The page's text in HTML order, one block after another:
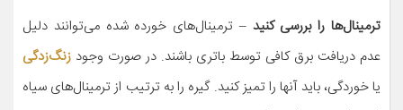
ترمینال‌ها را بررسی کنید – ترمینال‌های خورده شده می‌توانند دلیل
عدم دریافت برق کافی توسط باتری باشند. در صورت وجود زنگ‌زدگی
یا خوردگی، باید آنها را تمیز کنید. گیره را به ترتیب از ترمینال‌های سیاه